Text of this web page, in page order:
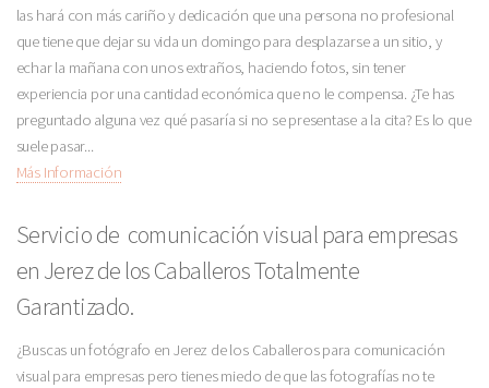
las hará con más cariño y dedicación que una persona no profesional
que tiene que dejar su vida un domingo para desplazarse a un sitio, y
echar la mañana con unos extraños, haciendo fotos, sin tener
experiencia por una cantidad económica que no le compensa. ¿Te has
preguntado alguna vez qué pasaría si no se presentase a la cita? Es lo que
suele pasar...
Más Información
Servicio de comunicación visual para empresas
en Jerez de los Caballeros Totalmente
Garantizado.
¿Buscas un fotógrafo en Jerez de los Caballeros para comunicación
visual para empresas pero tienes miedo de que las fotografías no te